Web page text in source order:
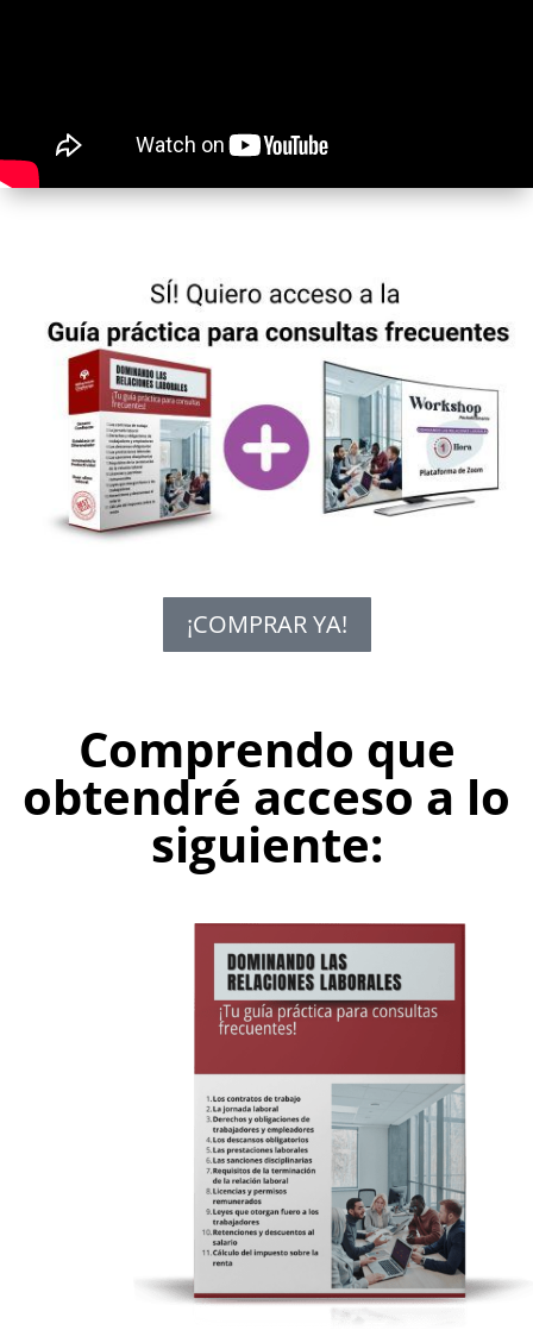
¡COMPRAR YA!
Comprendo que
obtendré acceso a lo
siguiente: